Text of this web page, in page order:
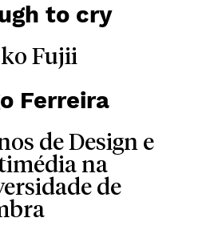
to cry
Fujii
Ferreira
de Design e
na
de